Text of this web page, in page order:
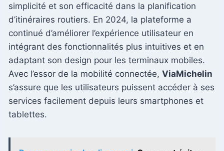
simplicité et son efficacité dans la planification
d’itinéraires routiers. En 2024, la plateforme a
continué d’améliorer l’expérience utilisateur en
intégrant des fonctionnalités plus intuitives et en
adaptant son design pour les terminaux mobiles.
Avec l’essor de la mobilité connectée, ViaMichelin
s’assure que les utilisateurs puissent accéder à ses
services facilement depuis leurs smartphones et
tablettes.